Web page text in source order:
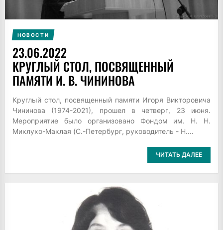
НОВОСТИ
23.06.2022
КРУГЛЫЙ СТОЛ, ПОСВЯЩЕННЫЙ
ПАМЯТИ И. В. ЧИНИНОВА
Круглый стол, посвященный памяти Игоря Викторовича
Чининова (1974-2021), прошел в четверг, 23 июня.
Мероприятие было организовано Фондом им. Н. Н.
Миклухо-Маклая (С.-Петербург, руководитель - Н....
ЧИТАТЬ ДАЛЕЕ